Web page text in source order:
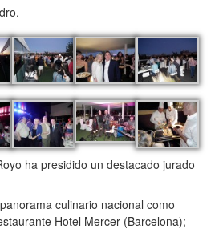
ha presidido un destacado jurado
culinario nacional como
Hotel Mercer (Barcelona);